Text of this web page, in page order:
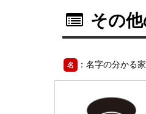
その
名 ：名字の分かる